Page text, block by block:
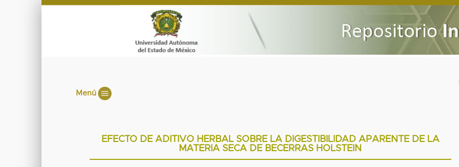
Menú
EFECTO DE ADITIVO HERBAL SOBRE LA DIGESTIBILIDAD APARENTE DE LA
MATERIA SECA DE BECERRAS HOLSTEIN